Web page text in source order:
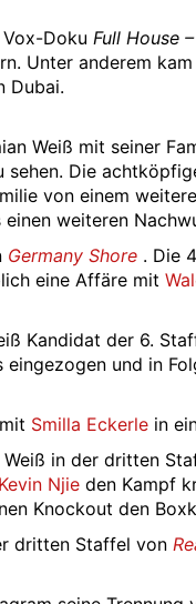
Doku Full House
Unter anderem
Dubai.
Weiß mit seiner
sehen. Die
von einem
weiteren
Germany Shore . Die
eine Affäre mit
Kandidat der 6.
eingezogen und in
Smilla Eckerle in
in der dritten
Kevin Njie den Kampf
Knockout den
dritten Staffel von